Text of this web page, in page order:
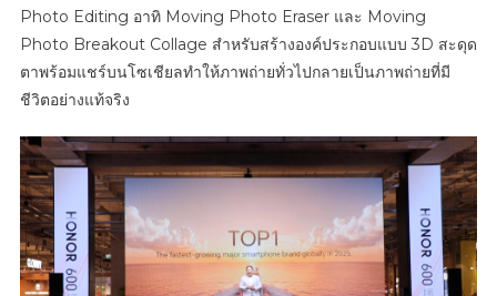
Photo Editing อาทิ Moving Photo Eraser และ Moving
Photo Breakout Collage สำหรับสร้างองค์ประกอบแบบ 3D สะดุด
ตาพร้อมแชร์บนโซเชียลทำให้ภาพถ่ายทั่วไปกลายเป็นภาพถ่ายที่มี
ชีวิตอย่างแท้จริง